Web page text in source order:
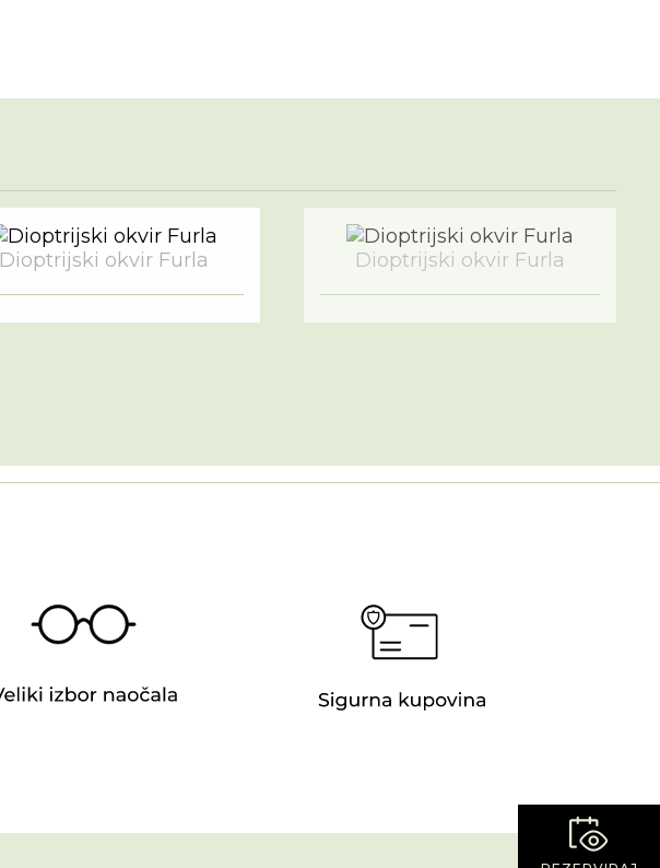
Dioptrijski okvir Furla Dioptrijski okvir Furla